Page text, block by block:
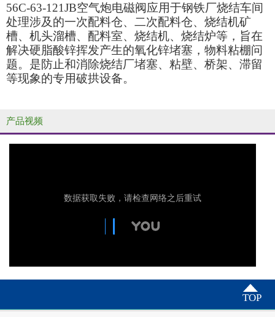
56C-63-121JB空气炮电磁阀应用于钢铁厂烧结车间
处理涉及的一次配料仓、二次配料仓、烧结机矿
槽、机头溜槽、配料室、烧结机、烧结炉等，旨在
解决硬脂酸锌挥发产生的氧化锌堵塞，物料粘棚问
题。是防止和消除烧结厂堵塞、粘壁、桥架、滞留
等现象的专用破拱设备。
产品视频
TOP